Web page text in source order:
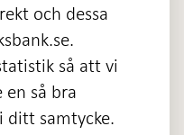
och dessa
så att vi
så bra
ditt samtycke.